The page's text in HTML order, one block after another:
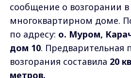
сообщение о возгорании в
многоквартирном доме.
по адресу: о. Муром,
дом 10. Предварительная
возгорания составила 20
метров.